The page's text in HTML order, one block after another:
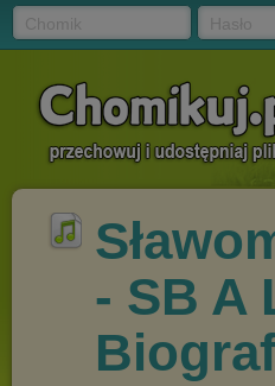
- SB A